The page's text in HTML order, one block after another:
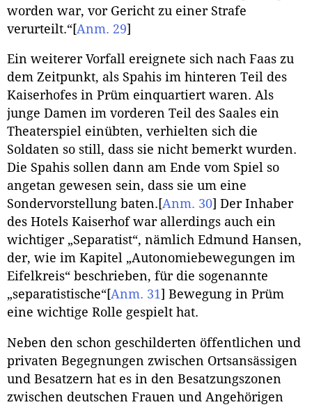
worden war, vor Gericht zu einer Strafe
verurteilt.“[Anm. 29]
Ein weiterer Vorfall ereignete sich nach Faas zu
dem Zeitpunkt, als Spahis im hinteren Teil des
Kaiserhofes in Prüm einquartiert waren. Als
junge Damen im vorderen Teil des Saales ein
Theaterspiel einübten, verhielten sich die
Soldaten so still, dass sie nicht bemerkt wurden.
Die Spahis sollen dann am Ende vom Spiel so
angetan gewesen sein, dass sie um eine
Sondervorstellung baten. [Anm. 30] Der Inhaber
des Hotels Kaiserhof war allerdings auch ein
wichtiger „Separatist“, nämlich Edmund Hansen,
der, wie im Kapitel „Autonomiebewegungen im
Eifelkreis“ beschrieben, für die sogenannte
„separatistische“[Anm. 31] Bewegung in Prüm
eine wichtige Rolle gespielt hat.
Neben den schon geschilderten öffentlichen und
privaten Begegnungen zwischen Ortsansässigen
und Besatzern hat es in den Besatzungszonen
zwischen deutschen Frauen und Angehörigen